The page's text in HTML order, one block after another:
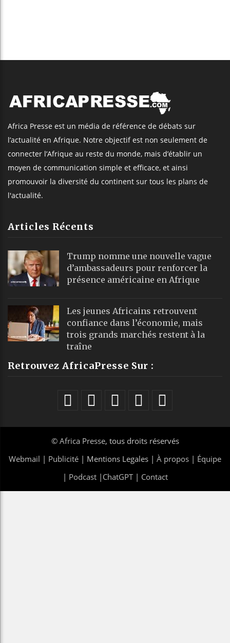
Africa Presse est un média de référence de débats sur
l’actualité en Afrique. Notre objectif est non seulement de
connecter l’Afrique au reste du monde, mais d’établir un
moyen de communication simple et efficace, et ainsi
promouvoir la diversité du continent sur tous les plans de
l'actualité.
Articles Récents
Trump nomme une nouvelle vague
d’ambassadeurs pour renforcer la
présence américaine en Afrique
Les jeunes Africains retrouvent
confiance dans l’économie, mais
trois grands marchés restent à la
traîne
Retrouvez AfricaPresse Sur :
© Africa Presse, tous droits réservés
Webmail | Publicité | Mentions Legales | À propos | Équipe
| Podcast| ChatGPT| Contact